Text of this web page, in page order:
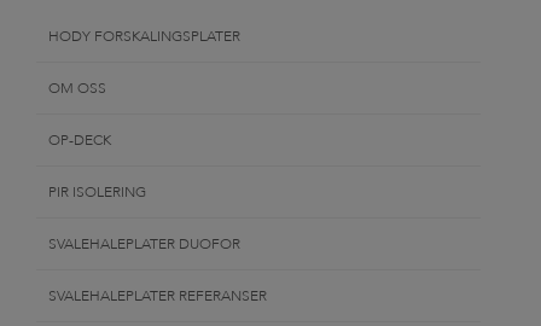
HODY FORSKALINGSPLATER
OM OSS
OP-DECK
PIR ISOLERING
SVALEHALEPLATER DUOFOR
SVALEHALEPLATER REFERANSER